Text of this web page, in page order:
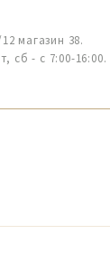
магазин 38.
сб - с 7:00-16:00.